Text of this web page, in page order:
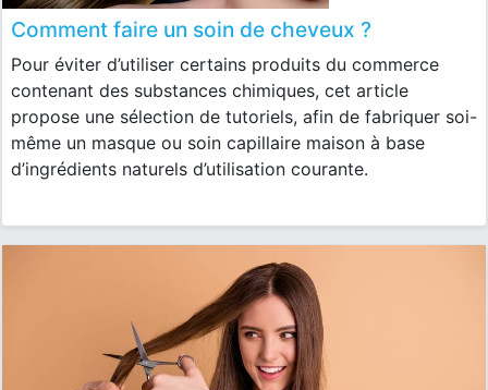
Comment faire un soin de cheveux ?
Pour éviter d’utiliser certains produits du commerce
contenant des substances chimiques, cet article
propose une sélection de tutoriels, afin de fabriquer soi-
même un masque ou soin capillaire maison à base
d’ingrédients naturels d’utilisation courante.